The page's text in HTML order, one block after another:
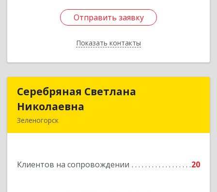
Отправить заявку
Показать контакты
Отправить заявку
Назад
Серебряная Светлана
Николаевна
Зеленогорск
Клиентов на сопровождении 20
Серебряная Светлана
Подробнее